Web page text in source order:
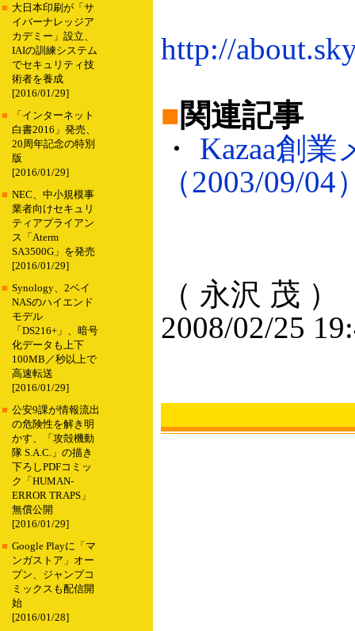
■ 大日本印刷が「サ
イバーナレッジア
カデミー」設立、
IAIの訓練システム
でセキュリティ技
術者を養成
[2016/01/29]
■
「インターネット
白書2016」発売、
20周年記念の特別
版
[2016/01/29]
■ NEC、中小規模事
業者向けセキュリ
ティアプライアン
ス「Aterm
SA3500G」を発売
[2016/01/29]
■ Synology、2ベイ
NASのハイエンド
モデル
「DS216+」、暗号
化データも上下
100MB／秒以上で
高速転送
[2016/01/29]
■ 公安9課が情報流出
の危険性を解き明
かす、「攻殻機動
隊 S.A.C.」の描き
下ろしPDFコミッ
ク「HUMAN-
ERROR TRAPS」
無償公開
[2016/01/29]
■ Google Playに「マ
ンガストア」オー
プン、ジャンプコ
ミックスも配信開
始
[2016/01/28]
http://
■関連記事
・ Kazaa創
（2003/09/04
（ 永沢 茂 ）
2008/02/25